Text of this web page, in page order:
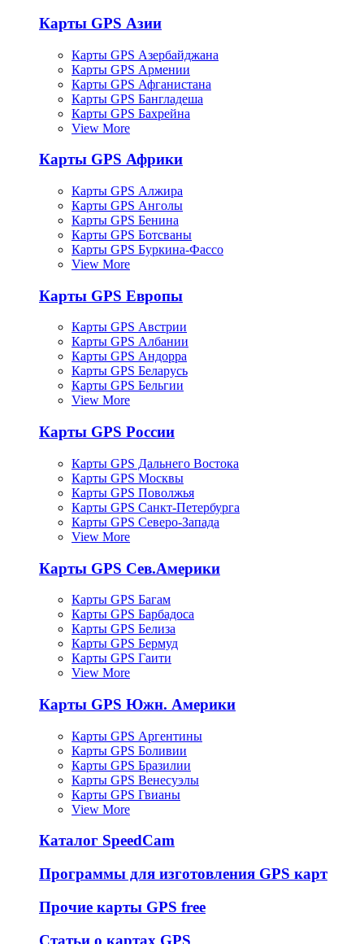
Карты GPS Азии
Карты GPS Азербайджана
Карты GPS Армении
Карты GPS Афганистана
Карты GPS Бангладеша
Карты GPS Бахрейна
View More
Карты GPS Африки
Карты GPS Алжира
Карты GPS Анголы
Карты GPS Бенина
Карты GPS Ботсваны
Карты GPS Буркина-Фассо
View More
Карты GPS Европы
Карты GPS Австрии
Карты GPS Албании
Карты GPS Андорра
Карты GPS Беларусь
Карты GPS Бельгии
View More
Карты GPS России
Карты GPS Дальнего Востока
Карты GPS Москвы
Карты GPS Поволжья
Карты GPS Санкт-Петербурга
Карты GPS Северо-Запада
View More
Карты GPS Сев.Америки
Карты GPS Багам
Карты GPS Барбадоса
Карты GPS Белиза
Карты GPS Бермуд
Карты GPS Гаити
View More
Карты GPS Южн. Америки
Карты GPS Аргентины
Карты GPS Боливии
Карты GPS Бразилии
Карты GPS Венесуэлы
Карты GPS Гвианы
View More
Каталог SpeedCam
Программы для изготовления GPS карт
Прочие карты GPS free
Статьи о картах GPS